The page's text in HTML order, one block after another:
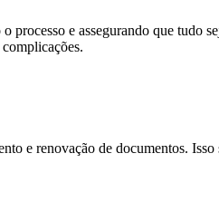
processo e assegurando que tudo
e renovação de documentos.